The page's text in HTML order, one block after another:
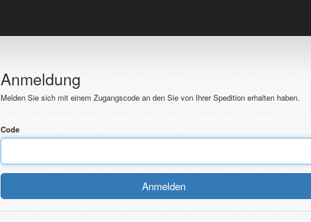
Anmeldung
Melden Sie sich mit einem Zugangscode an den Sie von Ihrer Spedition erhalten haben.
Code